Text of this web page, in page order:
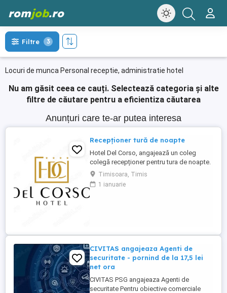
romjob.ro
Locuri de munca Personal receptie, administratie hotel
Filtre 3
Nu am găsit ceea ce cauți. Selectează categoria și alte
filtre de căutare pentru a eficientiza căutarea
Anunțuri care te-ar putea interesa
Recepționer tură de noapte
Hotel Del Corso, angajează un coleg
colegă recepționer pentru tura de noapte.
Responsabilități: - cunoașterea imbii
engleze obligatorie; - ture: 2 ture de 12h, 2
zile libere, doar de noapte; - să fii o
Timisoara, Timis
1 ianuarie
CIVITAS angajeaza Agenti de
securitate - pornind de la 17,5 lei
net ora
CIVITAS PSG angajeaza Agenti de
securitate Pentru obiective comerciale